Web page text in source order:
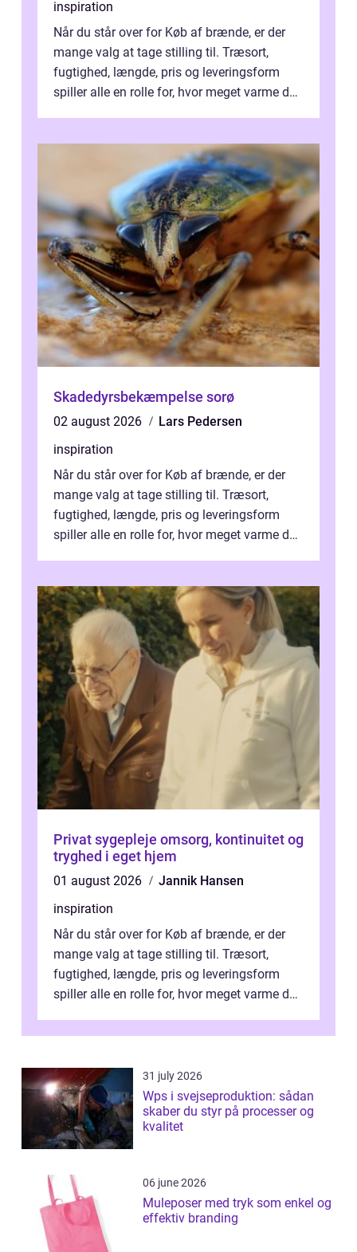
inspiration
Når du står over for Køb af brænde, er der
mange valg at tage stilling til. Træsort,
fugtighed, længde, pris og leveringsform
spiller alle en rolle for, hvor meget varme du
Skadedyrsbekæmpelse sorø
02 august 2026
Lars Pedersen
inspiration
Når du står over for Køb af brænde, er der
mange valg at tage stilling til. Træsort,
fugtighed, længde, pris og leveringsform
spiller alle en rolle for, hvor meget varme du
Privat sygepleje omsorg, kontinuitet og
tryghed i eget hjem
01 august 2026
Jannik Hansen
inspiration
Når du står over for Køb af brænde, er der
mange valg at tage stilling til. Træsort,
fugtighed, længde, pris og leveringsform
spiller alle en rolle for, hvor meget varme du
31 july 2026
Wps i svejseproduktion: sådan
skaber du styr på processer og
kvalitet
06 june 2026
Muleposer med tryk som enkel og
effektiv branding